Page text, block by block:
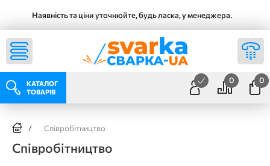
Наявність та ціни уточнюйте, будь ласка, у менеджера.
КАТАЛОГ
ТОВАРІВ
0 0
/ Співробітництво
Співробітництво